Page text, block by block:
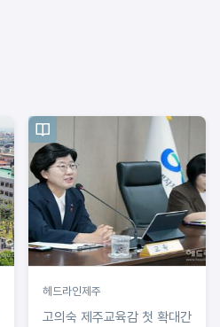
헤드라인제주
고의숙 제주교육감 첫 확대간